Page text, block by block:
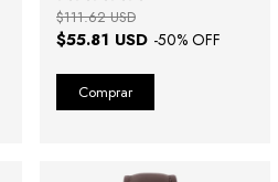
$55.81 USD -50% OFF
$111.62 USD